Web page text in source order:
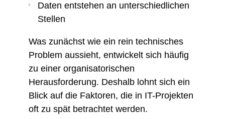
Daten entstehen an unterschiedlichen
Stellen
Was zunächst wie ein rein technisches
Problem aussieht, entwickelt sich häufig
zu einer organisatorischen
Herausforderung. Deshalb lohnt sich ein
Blick auf die Faktoren, die in IT-Projekten
oft zu spät betrachtet werden.